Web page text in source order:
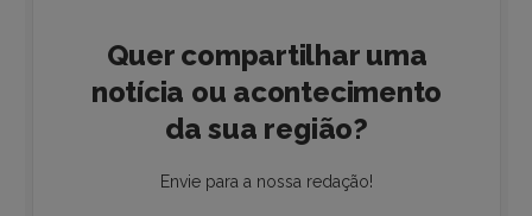
Quer compartilhar uma
notícia ou acontecimento
da sua região?
Envie para a nossa redação!